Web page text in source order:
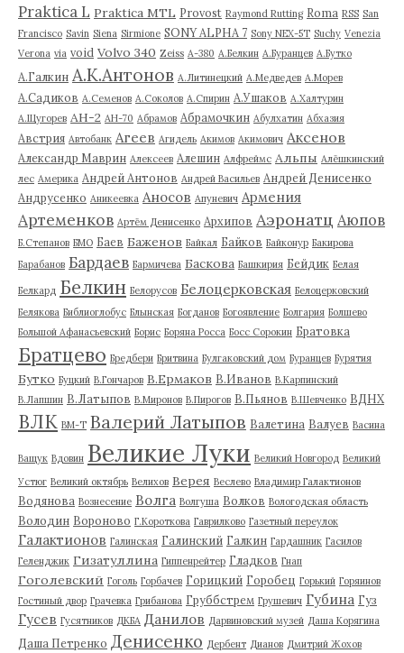
Praktica L Praktica MTL Provost Raymond Rutting Roma RSS San
Francisco Savin Siena Sirmione SONY ALPHA 7 Sony NEX-5T Suchy Venezia
Verona via void Volvo 340 Zeiss А-380 А.Белкин А.Буранцев А.Бутко
А.Галкин А.К.Антонов А.Литинецкий А.Медведев А.Морев
А.Садиков А.Семенов А.Соколов А.Спирин А.Ушаков А.Халтурин
А.Щугорев АН-2 АН-70 Абрамов Абрамочкин Абулхатин Абхазия
Австрия Автобанк Агеев Агидель Акимов Акимович Аксенов
Александр Маврин Алексеев Алешин Алфреймс Альпы Алёшкинский
лес Америка Андрей Антонов Андрей Васильев Андрей Денисенко
Андрусенко Аникеевка Аносов Апуневич Армения
Артеменков Артём Денисенко Архипов Аэронатц Аюпов
Б.Степанов БМО Баев Баженов Байкал Байков Байконур Бакирова
Барабанов Бардаев Бармичева Баскова Башкирия Бейдик Белая
Белкард Белкин Белорусов Белоцерковская Белоцерковский
Белякова Библиоглобус Блынская Богданов Богоявление Болгария Болшево
Большой Афанасьевский Борис Боряна Росса Босс Сорокин Братовка
Братцево Бредбери Бритвина Булгаковский дом Буранцев Бурятия
Бутко Буцкий В.Гончаров В.Ермаков В.Иванов В.Карпинский
В.Лапшин В.Латыпов В.Миронов В.Пирогов В.Пьянов В.Шевченко ВДНХ
ВЛК ВМ-Т Валерий Латыпов Валетина Валуев Васина
Ващук Вдовин Великие Луки Великий Новгород Великий
Устюг Великий октябрь Велихов Верея Веслево Владимир Галактионов
Водянова Вознесение Волга Волгуша Волков Вологодская область
Володин Вороново Г.Короткова Гаврилково Газетный переулок
Галактионов Галинская Галинский Галкин Гардашник Гасилов
Геленджик Гизатуллина Гиппенрейтер Гладков Гнап
Гоголевский Гоголь Горбачев Горицкий Горобец Горький Горяинов
Гостиный двор Грачевка Грибанова Груббстрем Грушевич Губина Гуз
Гусев Гусятников ДКБА Данилов Дарвиновский музей Даша Корягина
Даша Петренко Денисенко Дербент Дианов Дмитрий Жохов